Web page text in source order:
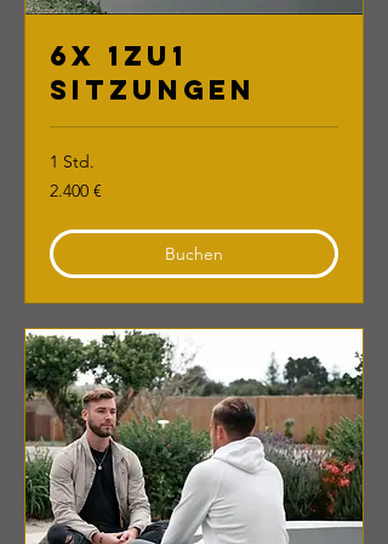
6x 1zu1
Sitzungen
1 Std.
2.400
Euro
2.400 €
Buchen